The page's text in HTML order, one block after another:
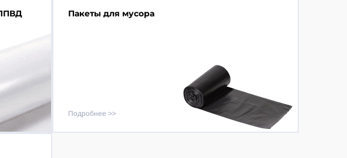
Пакеты для мусора
Подробнее